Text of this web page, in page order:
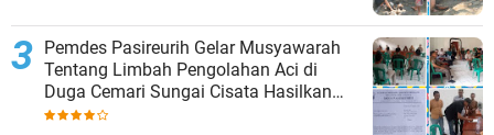
Pemdes Pasireurih Gelar Musyawarah
Tentang Limbah Pengolahan Aci di
Duga Cemari Sungai Cisata Hasilkan
Kesepakatan Tutup Sementara